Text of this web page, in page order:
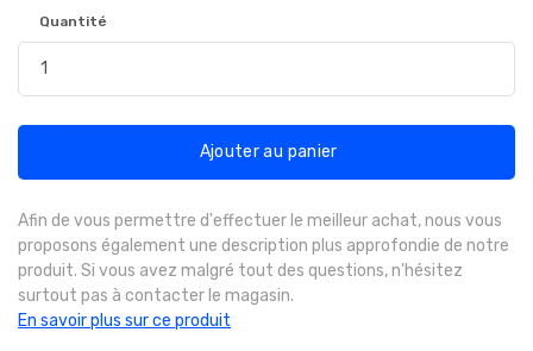
Quantité
Ajouter au panier
Afin de vous permettre d'effectuer le meilleur achat, nous vous
proposons également une description plus approfondie de notre
produit. Si vous avez malgré tout des questions, n'hésitez
surtout pas à contacter le magasin.
En savoir plus sur ce produit